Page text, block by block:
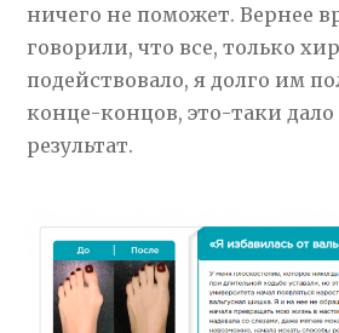
ничего не поможет. Вернее
говорили, что все, только
подействовало, я долго им
конце-концов, это-таки
результат.